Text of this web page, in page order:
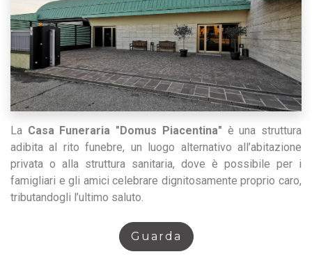
La Casa Funeraria "Domus Piacentina" è una struttura
adibita al rito funebre, un luogo alternativo all’abitazione
privata o alla struttura sanitaria, dove è possibile per i
famigliari e gli amici celebrare dignitosamente proprio caro,
tributandogli l’ultimo saluto.
Guarda